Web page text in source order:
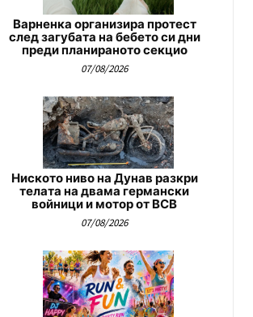
Варненка организира протест
след загубата на бебето си дни
преди планираното секцио
07/08/2026
Ниското ниво на Дунав разкри
телата на двама германски
войници и мотор от ВСВ
07/08/2026